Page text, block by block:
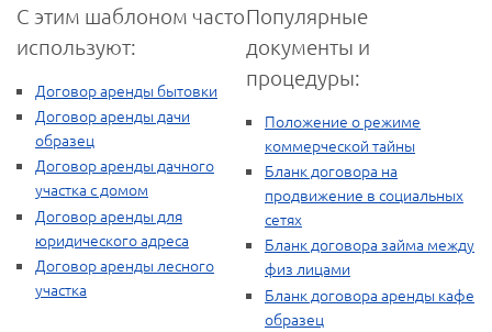
С этим шаблоном часто
используют:
Договор аренды бытовки
Договор аренды дачи
образец
Договор аренды дачного
участка с домом
Договор аренды для
юридического адреса
Договор аренды лесного
участка
Популярные
документы и
процедуры:
Положение о режиме
коммерческой тайны
Бланк договора на
продвижение в социальных
сетях
Бланк договора займа между
физ лицами
Бланк договора аренды кафе
образец